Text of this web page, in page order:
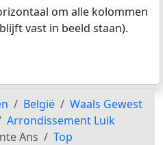
om alle kolommen
vast in beeld staan).
België
Waals Gewest
Arrondissement Luik
Ans
Top